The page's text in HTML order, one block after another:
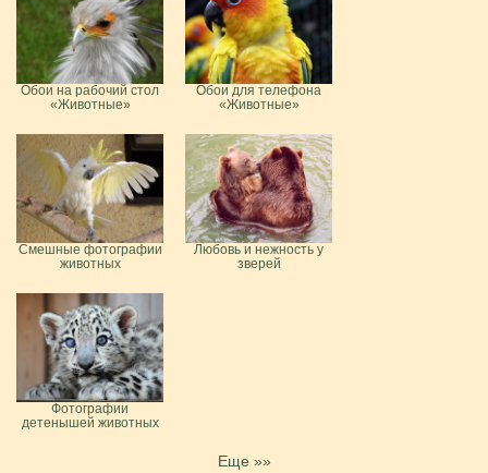
Обои на рабочий стол
«Животные»
Обои для телефона
«Животные»
Смешные фотографии
животных
Любовь и нежность у
зверей
Фотографии
детенышей животных
Еще »»